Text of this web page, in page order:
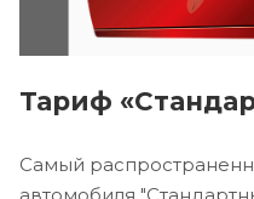
Тариф
Самый